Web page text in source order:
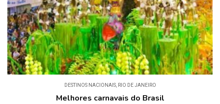
DESTINOS NACIONAIS, RIO DE JANEIRO
Melhores carnavais do Brasil